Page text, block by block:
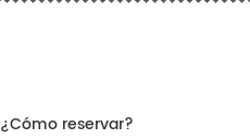
¿Cómo reservar?